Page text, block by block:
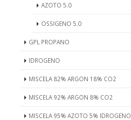
AZOTO 5.0
OSSIGENO 5.0
GPL PROPANO
IDROGENO
MISCELA 82% ARGON 18% CO2
MISCELA 92% ARGON 8% CO2
MISCELA 95% AZOTO 5% IDROGENO